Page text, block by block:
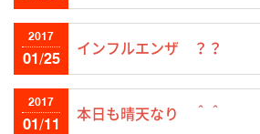
2017
01/25
インフルエンザ ？？
2017
01/11
本日も晴天なり ＾＾